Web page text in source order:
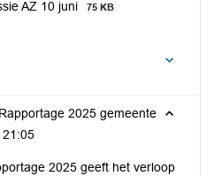
AZ 10 juni
75 KB
2025 gemeente
21:05
2025 geeft het verloop